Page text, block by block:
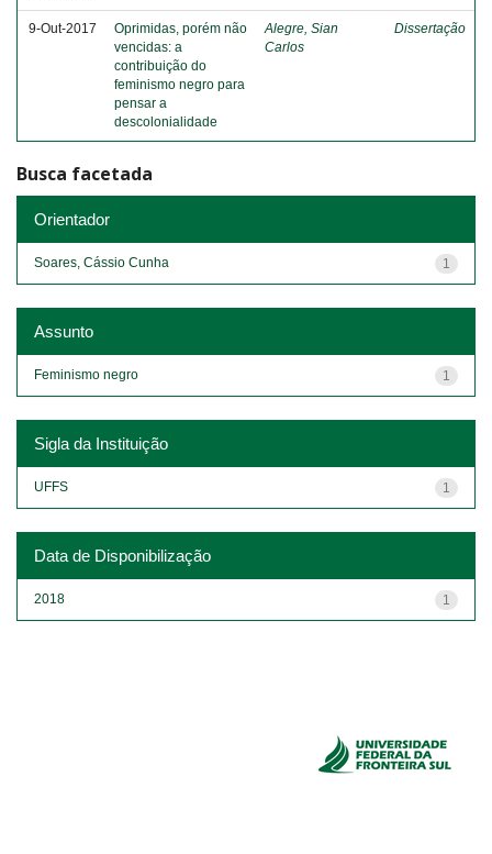
9-Out-2017
Oprimidas, porém não
vencidas: a
contribuição do
feminismo negro para
pensar a
descolonialidade
Alegre, Sian
Carlos
Dissertação
Busca facetada
Orientador
1
Soares, Cássio Cunha
Assunto
1
Feminismo negro
Sigla da Instituição
1
UFFS
Data de Disponibilização
1
2018